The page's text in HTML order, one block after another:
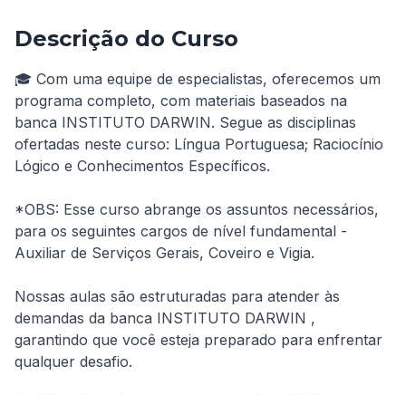
Descrição do Curso
🎓 Com uma equipe de especialistas, oferecemos um
programa completo, com materiais baseados na
banca INSTITUTO DARWIN. Segue as disciplinas
ofertadas neste curso: Língua Portuguesa; Raciocínio
Lógico e Conhecimentos Específicos.
*OBS: Esse curso abrange os assuntos necessários,
para os seguintes cargos de nível fundamental -
Auxiliar de Serviços Gerais, Coveiro e Vigia.
Nossas aulas são estruturadas para atender às
demandas da banca INSTITUTO DARWIN ,
garantindo que você esteja preparado para enfrentar
qualquer desafio.